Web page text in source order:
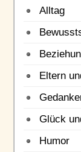
Alltag
Eltern
Glück
Humor